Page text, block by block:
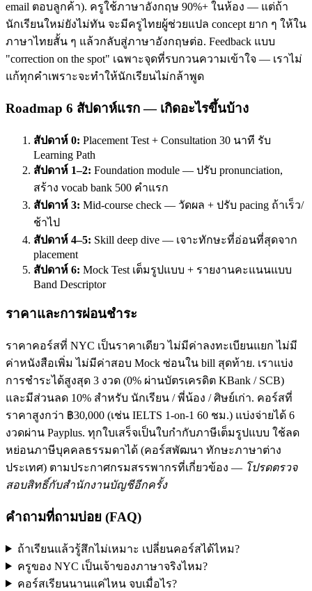
email ตอบลูกค้า). ครูใช้ภาษาอังกฤษ 90%+ ในห้อง — แต่ถ้า
นักเรียนใหม่ยังไม่ทัน จะมีครูไทยผู้ช่วยแปล concept ยาก ๆ ให้ใน
ภาษาไทยสั้น ๆ แล้วกลับสู่ภาษาอังกฤษต่อ. Feedback แบบ
"correction on the spot" เฉพาะจุดที่รบกวนความเข้าใจ — เราไม่
แก้ทุกคำเพราะจะทำให้นักเรียนไม่กล้าพูด
Roadmap 6 สัปดาห์แรก — เกิดอะไรขึ้นบ้าง
สัปดาห์ 0: Placement Test + Consultation 30 นาที รับ
Learning Path
สัปดาห์ 1–2: Foundation module — ปรับ pronunciation,
สร้าง vocab bank 500 คำแรก
สัปดาห์ 3: Mid-course check — วัดผล + ปรับ pacing ถ้าเร็ว/
ช้าไป
สัปดาห์ 4–5: Skill deep dive — เจาะทักษะที่อ่อนที่สุดจาก
placement
สัปดาห์ 6: Mock Test เต็มรูปแบบ + รายงานคะแนนแบบ
Band Descriptor
ราคาและการผ่อนชำระ
ราคาคอร์สที่ NYC เป็นราคาเดียว ไม่มีค่าลงทะเบียนแยก ไม่มี
ค่าหนังสือเพิ่ม ไม่มีค่าสอบ Mock ซ่อนใน bill สุดท้าย. เราแบ่ง
การชำระได้สูงสุด 3 งวด (0% ผ่านบัตรเครดิต KBank / SCB)
และมีส่วนลด 10% สำหรับ นักเรียน / พี่น้อง / ศิษย์เก่า. คอร์สที่
ราคาสูงกว่า ฿30,000 (เช่น IELTS 1-on-1 60 ชม.) แบ่งจ่ายได้ 6
งวดผ่าน Payplus. ทุกใบเสร็จเป็นใบกำกับภาษีเต็มรูปแบบ ใช้ลด
หย่อนภาษีบุคคลธรรมดาได้ (คอร์สพัฒนา ทักษะภาษาต่าง
ประเทศ) ตามประกาศกรมสรรพากรที่เกี่ยวข้อง — โปรดตรวจ
สอบสิทธิ์กับสำนักงานบัญชีอีกครั้ง
คำถามที่ถามบ่อย (FAQ)
ถ้าเรียนแล้วรู้สึกไม่เหมาะ เปลี่ยนคอร์สได้ไหม?
ครูของ NYC เป็นเจ้าของภาษาจริงไหม?
คอร์สเรียนนานแค่ไหน จบเมื่อไร?